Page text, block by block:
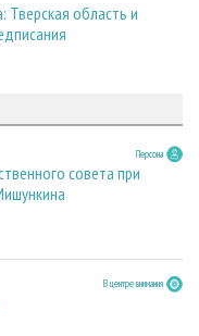
Тверская область и
Персона
совета при
В центре внимания